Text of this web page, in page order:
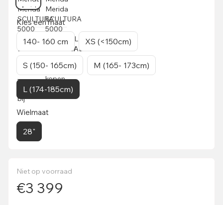
Kies een maat
140- 160 cm XS (<150cm)
S (150- 165cm) M (165- 173cm)
L (174-185cm)
Wielmaat
28"
Niet op voorraad
€3 399